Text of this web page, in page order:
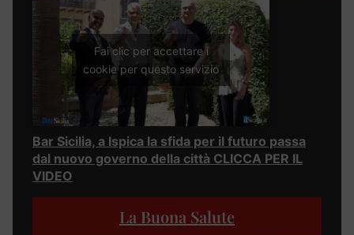
Fai clic per accettare i
cookie per questo servizio
Bar Sicilia, a Ispica la sfida per il futuro passa
dal nuovo governo della città CLICCA PER IL
VIDEO
La Buona Salute